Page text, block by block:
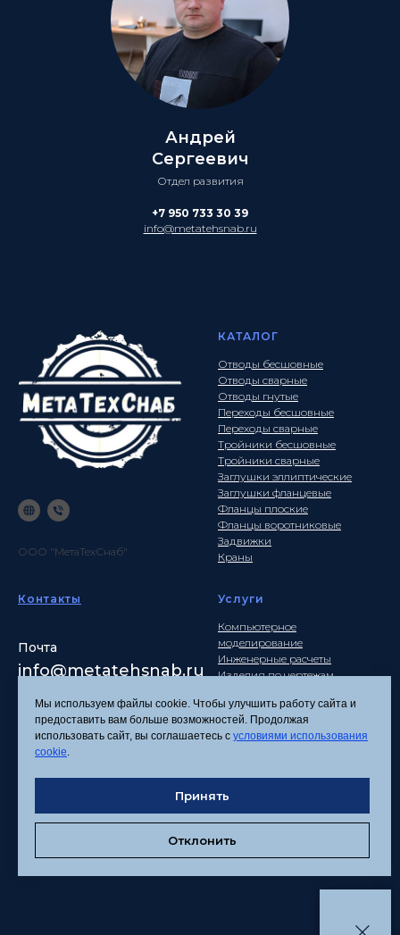
Андрей
Сергеевич
Отдел развития
+7 950 733 30 39
info@metatehsnab.ru
ООО "МетаТехСнаб"
КАТАЛОГ
Отводы бесшовные
Отводы сварные
Отводы гнутые
Переходы бесшовные
Переходы сварные
Тройники бесшовные
Тройники сварные
Заглушки эллиптические
Заглушки фланцевые
Фланцы плоские
Фланцы воротниковые
Задвижки
Краны
Контакты
Почта
info@metatehsnab.ru
Услуги
Компьютерное
моделирование
Инженерные расчеты
Изделия по чертежам
Политика
Согласие на обработку
персональных данных
Соглашение об
Мы используем файлы cookie. Чтобы улучшить работу сайта и
предоставить вам больше возможностей. Продолжая
использовать сайт, вы соглашаетесь с условиями использования
cookie.
Принять
Отклонить